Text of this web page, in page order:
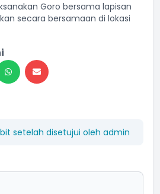
Goro bersama lapisan
secara bersamaan di lokasi
setelah disetujui oleh admin